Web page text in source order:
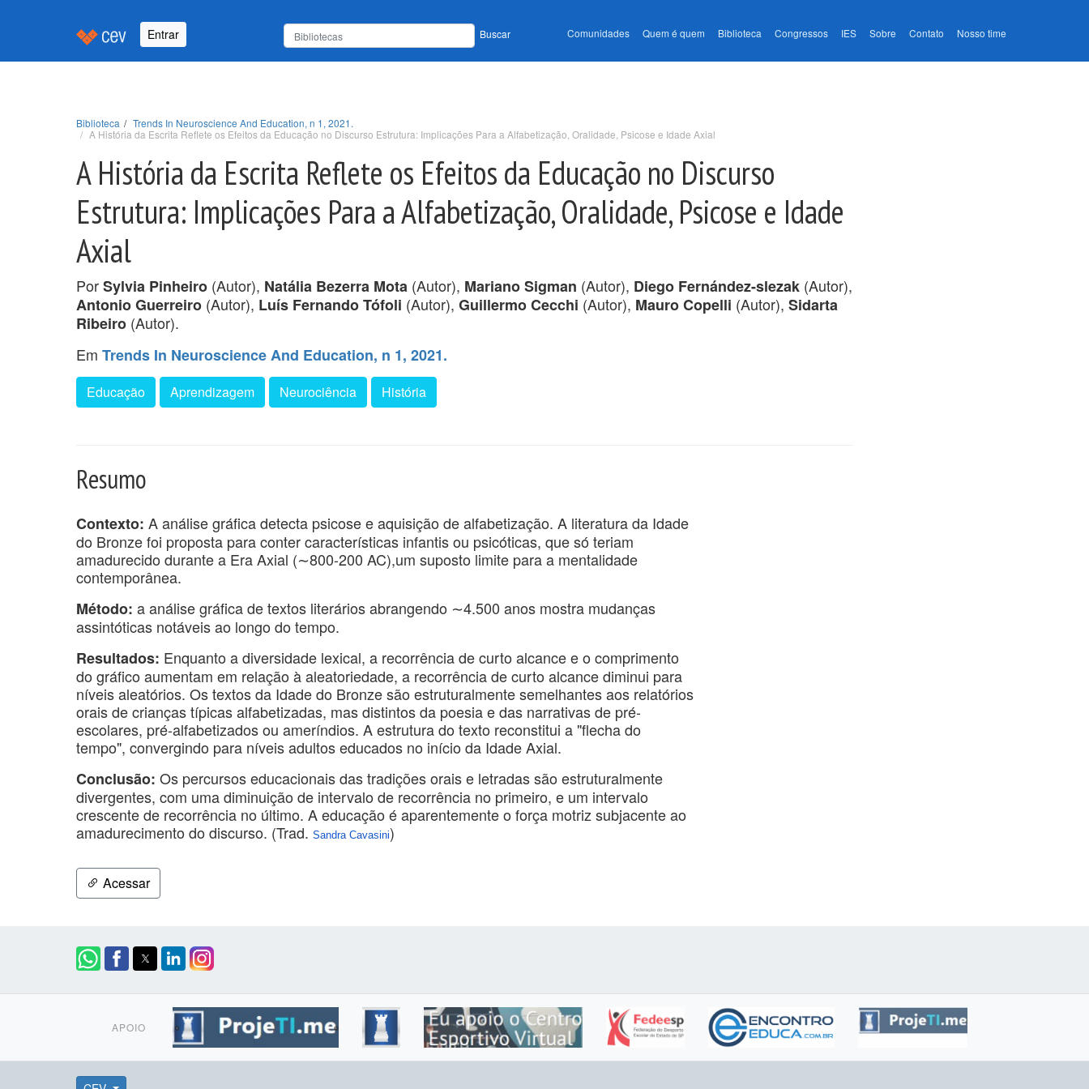
Entrar Buscar Comunidades Quem é quem Biblioteca Congressos IES Sobre Contato Nosso time
Biblioteca
Trends In Neuroscience And Education, n 1, 2021.
A História da Escrita Reflete os Efeitos da Educação no Discurso Estrutura: Implicações Para a Alfabetização, Oralidade, Psicose e Idade Axial
A História da Escrita Reflete os Efeitos da Educação no Discurso
Estrutura: Implicações Para a Alfabetização, Oralidade, Psicose e Idade
Axial
PorSylvia Pinheiro (Autor), Natália Bezerra Mota (Autor), Mariano Sigman (Autor), Diego Fernández-slezak (Autor),
Antonio Guerreiro (Autor), Luís Fernando Tófoli (Autor), Guillermo Cecchi (Autor), Mauro Copelli (Autor), Sidarta
Ribeiro (Autor).
Em Trends In Neuroscience And Education, n 1, 2021.
Educação Aprendizagem Neurociência História
Resumo
Contexto: A análise gráfica detecta psicose e aquisição de alfabetização. A literatura da Idade
do Bronze foi proposta para conter características infantis ou psicóticas, que só teriam
amadurecido durante a Era Axial (∼800-200 AC),um suposto limite para a mentalidade
contemporânea.
Método: a análise gráfica de textos literários abrangendo ∼4.500 anos mostra mudanças
assintóticas notáveis ​​ao longo do tempo.
Resultados: Enquanto a diversidade lexical, a recorrência de curto alcance e o comprimento
do gráfico aumentam em relação à aleatoriedade, a recorrência de curto alcance diminui para
níveis aleatórios. Os textos da Idade do Bronze são estruturalmente semelhantes aos relatórios
orais de crianças típicas alfabetizadas, mas distintos da poesia e das narrativas de pré-
escolares, pré-alfabetizados ou ameríndios. A estrutura do texto reconstitui a "flecha do
tempo", convergindo para níveis adultos educados no início da Idade Axial.
Conclusão: Os percursos educacionais das tradições orais e letradas são estruturalmente
divergentes, com uma diminuição de intervalo de recorrência no primeiro, e um intervalo
crescente de recorrência no último. A educação é aparentemente o força motriz subjacente ao
amadurecimento do discurso. (Trad. Sandra Cavasini)
Acessar
APOIO